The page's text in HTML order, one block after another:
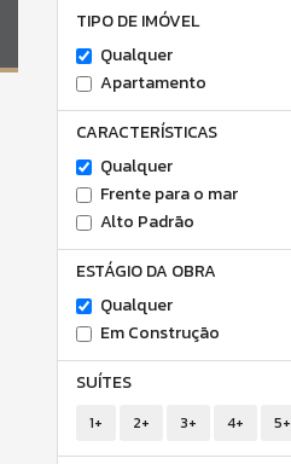
TIPO DE IMÓVEL
Qualquer
Apartamento
CARACTERÍSTICAS
Qualquer
Frente para o mar
Alto Padrão
ESTÁGIO DA OBRA
Qualquer
Em Construção
SUÍTES
1+ 2+ 3+ 4+ 5+